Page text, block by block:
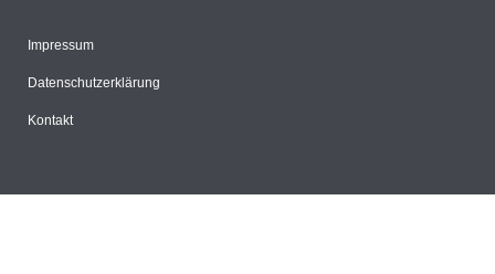
Impressum
Datenschutzerklärung
Kontakt